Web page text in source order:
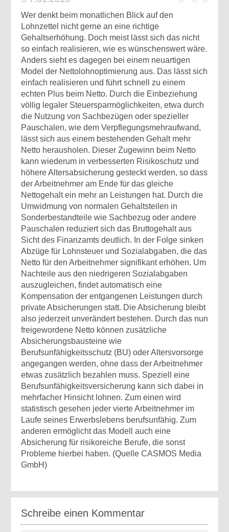
Wer denkt beim monatlichen Blick auf den
Lohnzettel nicht gerne an eine richtige
Gehaltserhöhung. Doch meist lässt sich das nicht
so einfach realisieren, wie es wünschenswert wäre.
Anders sieht es dagegen bei einem neuartigen
Model der Nettolohnoptimierung aus. Das lässt sich
einfach realisieren und führt schnell zu einem
echten Plus beim Netto. Durch die Einbeziehung
völlig legaler Steuersparmöglichkeiten, etwa durch
die Nutzung von Sachbezügen oder spezieller
Pauschalen, wie dem Verpflegungsmehraufwand,
lässt sich aus einem bestehenden Gehalt mehr
Netto herausholen. Dieser Zugewinn beim Netto
kann wiederum in verbesserten Risikoschutz und
höhere Altersabsicherung gesteckt werden, so dass
der Arbeitnehmer am Ende für das gleiche
Nettogehalt ein mehr an Leistungen hat. Durch die
Umwidmung von normalen Gehaltsteilen in
Sonderbestandteile wie Sachbezug oder andere
Pauschalen reduziert sich das Bruttogehalt aus
Sicht des Finanzamts deutlich. In der Folge sinken
Abzüge für Lohnsteuer und Sozialabgaben, die das
Netto für den Arbeitnehmer signifikant erhöhen. Um
Nachteile aus den niedrigeren Sozialabgaben
auszugleichen, findet automatisch eine
Kompensation der entgangenen Leistungen durch
private Absicherungen statt. Die Absicherung bleibt
also jederzeit unverändert bestehen. Durch das nun
freigewordene Netto können zusätzliche
Absicherungsbausteine wie
Berufsunfähigkeitsschutz (BU) oder Altersvorsorge
angegangen werden, ohne dass der Arbeitnehmer
etwas zusätzlich bezahlen muss. Speziell eine
Berufsunfähigkeitsversicherung kann sich dabei in
mehrfacher Hinsicht lohnen. Zum einen wird
statistisch gesehen jeder vierte Arbeitnehmer im
Laufe seines Erwerbslebens berufsunfähig. Zum
anderen ermöglicht das Modell auch eine
Absicherung für risikoreiche Berufe, die sonst
Probleme hierbei haben. (Quelle CASMOS Media
GmbH)
Schreibe einen Kommentar